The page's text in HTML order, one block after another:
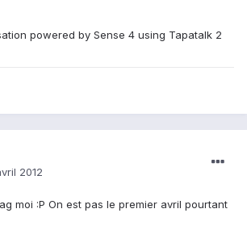
powered by Sense 4 using Tapatalk 2
2012
moi :P On est pas le premier avril pourtant